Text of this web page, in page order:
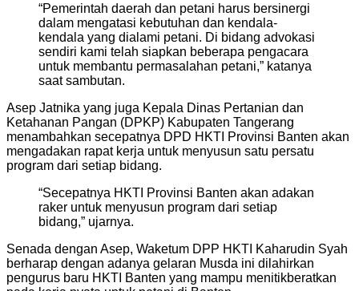
“Pemerintah daerah dan petani harus bersinergi
dalam mengatasi kebutuhan dan kendala-
kendala yang dialami petani. Di bidang advokasi
sendiri kami telah siapkan beberapa pengacara
untuk membantu permasalahan petani,” katanya
saat sambutan.
Asep Jatnika yang juga Kepala Dinas Pertanian dan
Ketahanan Pangan (DPKP) Kabupaten Tangerang
menambahkan secepatnya DPD HKTI Provinsi Banten akan
mengadakan rapat kerja untuk menyusun satu persatu
program dari setiap bidang.
“Secepatnya HKTI Provinsi Banten akan adakan
raker untuk menyusun program dari setiap
bidang,” ujarnya.
Senada dengan Asep, Waketum DPP HKTI Kaharudin Syah
berharap dengan adanya gelaran Musda ini dilahirkan
pengurus baru HKTI Banten yang mampu menitikberatkan